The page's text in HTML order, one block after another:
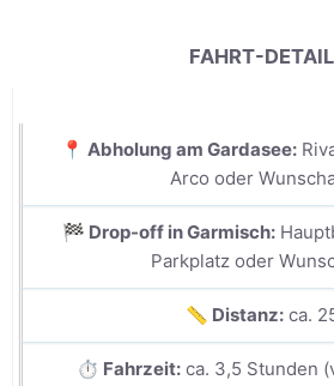
FAHRT-
📍 Abholung am Gardasee:
Arco oder
🏁 Drop-off in Garmisch:
Parkplatz oder
📏 Distanz: ca.
⏱️ Fahrzeit: ca. 3,5 Stunden